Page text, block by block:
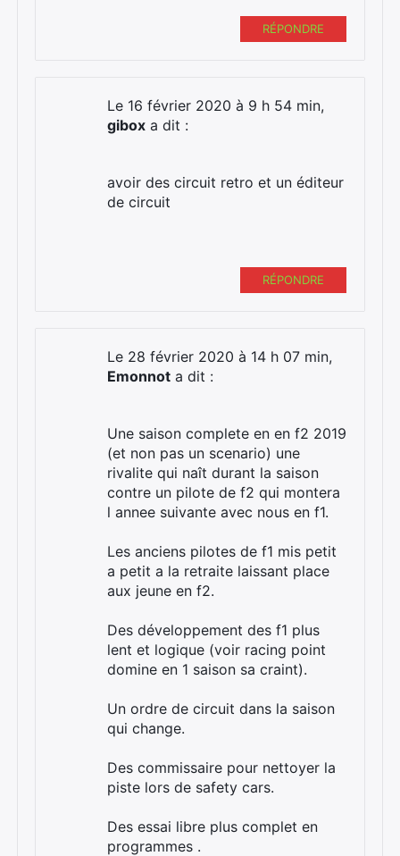
RÉPONDRE
Le 16 février 2020 à 9 h 54 min,
gibox a dit :
avoir des circuit retro et un éditeur
de circuit
RÉPONDRE
Le 28 février 2020 à 14 h 07 min,
Emonnot a dit :
Une saison complete en en f2 2019
(et non pas un scenario) une
rivalite qui naît durant la saison
contre un pilote de f2 qui montera
l annee suivante avec nous en f1.
Les anciens pilotes de f1 mis petit
a petit a la retraite laissant place
aux jeune en f2.
Des développement des f1 plus
lent et logique (voir racing point
domine en 1 saison sa craint).
Un ordre de circuit dans la saison
qui change.
Des commissaire pour nettoyer la
piste lors de safety cars.
Des essai libre plus complet en
programmes .